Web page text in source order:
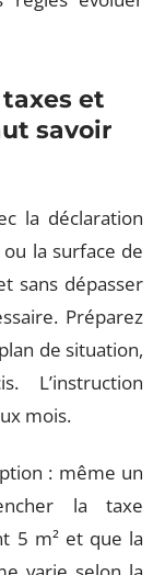
et
savoir
la déclaration
la surface de
sans dépasser
Préparez
de situation,
L’instruction
mois.
: même un
la taxe
5 m² et que la